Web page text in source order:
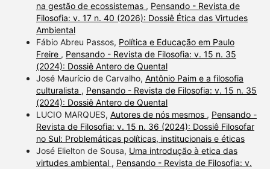
na gestão de ecossistemas , Pensando - Revista de
Filosofia: v. 17 n. 40 (2026): Dossiê Ética das Virtudes
Ambiental
Fábio Abreu Passos, Política e Educação em Paulo
Freire , Pensando - Revista de Filosofia: v. 15 n. 35
(2024): Dossiê Antero de Quental
José Maurício de Carvalho, Antônio Paim e a filosofia
culturalista , Pensando - Revista de Filosofia: v. 15 n. 35
(2024): Dossiê Antero de Quental
LUCIO MARQUES, Autores de nós mesmos , Pensando -
Revista de Filosofia: v. 15 n. 36 (2024): Dossiê Filosofar
no Sul: Problemáticas políticas, institucionais e éticas
José Elielton de Sousa, Uma introdução à etica das
virtudes ambiental , Pensando - Revista de Filosofia: v.